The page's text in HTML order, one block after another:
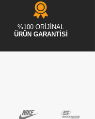
%100 ORİJİNAL
ÜRÜN GARANTİSİ